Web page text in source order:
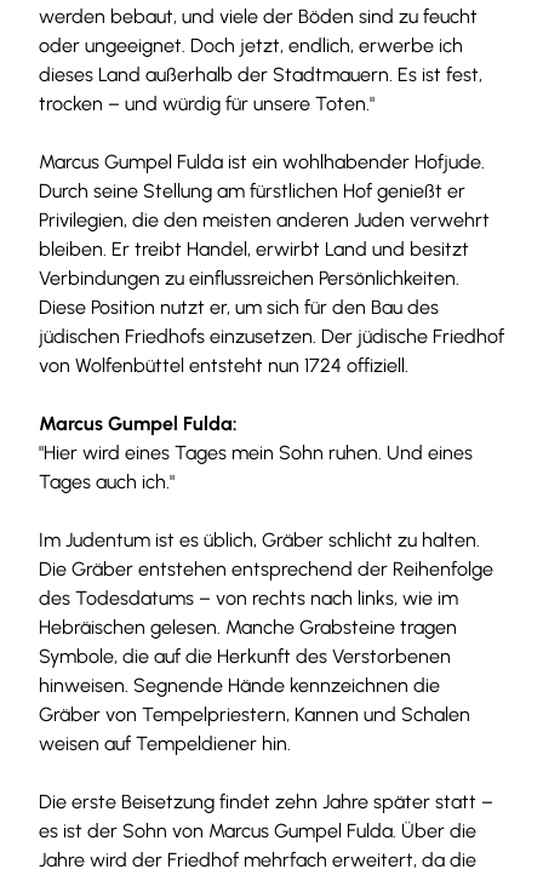
werden bebaut, und viele der Böden sind zu feucht
oder ungeeignet. Doch jetzt, endlich, erwerbe ich
dieses Land außerhalb der Stadtmauern. Es ist fest,
trocken – und würdig für unsere Toten."
Marcus Gumpel Fulda ist ein wohlhabender Hofjude.
Durch seine Stellung am fürstlichen Hof genießt er
Privilegien, die den meisten anderen Juden verwehrt
bleiben. Er treibt Handel, erwirbt Land und besitzt
Verbindungen zu einflussreichen Persönlichkeiten.
Diese Position nutzt er, um sich für den Bau des
jüdischen Friedhofs einzusetzen. Der jüdische Friedhof
von Wolfenbüttel entsteht nun 1724 offiziell.
Marcus Gumpel Fulda:
"Hier wird eines Tages mein Sohn ruhen. Und eines
Tages auch ich."
Im Judentum ist es üblich, Gräber schlicht zu halten.
Die Gräber entstehen entsprechend der Reihenfolge
des Todesdatums – von rechts nach links, wie im
Hebräischen gelesen. Manche Grabsteine tragen
Symbole, die auf die Herkunft des Verstorbenen
hinweisen. Segnende Hände kennzeichnen die
Gräber von Tempelpriestern, Kannen und Schalen
weisen auf Tempeldiener hin.
Die erste Beisetzung findet zehn Jahre später statt –
es ist der Sohn von Marcus Gumpel Fulda. Über die
Jahre wird der Friedhof mehrfach erweitert, da die